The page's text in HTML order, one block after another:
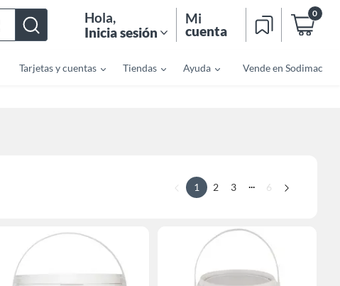
Hola,
Inicia sesión
Mi
cuenta
0
Tarjetas y cuentas Tiendas Ayuda Vende en Sodimac
1 2 3 ... 6